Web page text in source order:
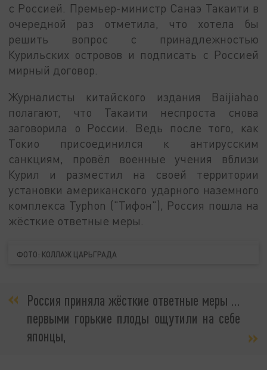
с Россией. Премьер-министр Санаэ Такаити в
очередной раз отметила, что хотела бы
решить вопрос с принадлежностью
Курильских островов и подписать с Россией
мирный договор.
Журналисты китайского издания Baijiahao
полагают, что Такаити неспроста снова
заговорила о России. Ведь после того, как
Токио присоединился к антирусским
санкциям, провёл военные учения вблизи
Курил и разместил на своей территории
установки американского ударного наземного
комплекса Typhon ("Тифон"), Россия пошла на
жёсткие ответные меры.
ФОТО: КОЛЛАЖ ЦАРЬГРАДА
Россия приняла жёсткие ответные меры …
первыми горькие плоды ощутили на себе
японцы,